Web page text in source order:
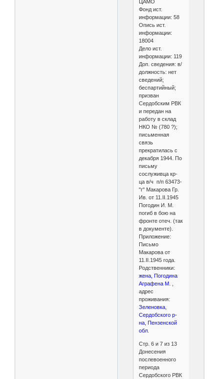
ЦАМО
Фонд ист.
информации: 58
Опись ист.
информации:
18004
Дело ист.
информации: 119
Доп. сведения: в/
должность: нет
сведений;
беспартийный;
призван
Сердобским РВК
и передан на
работу в склад
НКО № (780 ?);
письменная
связь
прекратилась с
декабря 1944. По
письму
сослуживца кр-
ца в/ч п/п 63473-
"г" Макарова Гр.
Ив. от 11.II.1945
Погодин И. М.
погиб в бою на
фронте отеч. (так
в документе).
Приложение:
Письмо
Макарова от
11.II.1945 года.
Родственники:
жена, Погодина
Аграфена М.
адрес
проживания:
Зеленовка,
Сердобского р-
на, Пензенской
обл.
Стр. 6 и 7 из 13
Донесения
послевоенного
периода
Сердобского РВК